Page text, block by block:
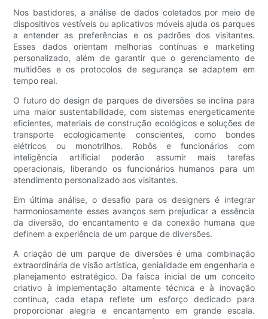
Nos bastidores, a análise de dados coletados por meio de
dispositivos vestíveis ou aplicativos móveis ajuda os parques
a entender as preferências e os padrões dos visitantes.
Esses dados orientam melhorias contínuas e marketing
personalizado, além de garantir que o gerenciamento de
multidões e os protocolos de segurança se adaptem em
tempo real.
O futuro do design de parques de diversões se inclina para
uma maior sustentabilidade, com sistemas energeticamente
eficientes, materiais de construção ecológicos e soluções de
transporte ecologicamente conscientes, como bondes
elétricos ou monotrilhos. Robôs e funcionários com
inteligência artificial poderão assumir mais tarefas
operacionais, liberando os funcionários humanos para um
atendimento personalizado aos visitantes.
Em última análise, o desafio para os designers é integrar
harmoniosamente esses avanços sem prejudicar a essência
da diversão, do encantamento e da conexão humana que
definem a experiência de um parque de diversões.
A criação de um parque de diversões é uma combinação
extraordinária de visão artística, genialidade em engenharia e
planejamento estratégico. Da faísca inicial de um conceito
criativo à implementação altamente técnica e à inovação
contínua, cada etapa reflete um esforço dedicado para
proporcionar alegria e encantamento em grande escala.